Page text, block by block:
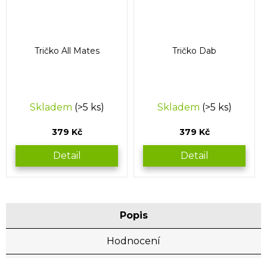
Tričko All Mates
Skladem (>5 ks)
379 Kč
Detail
Tričko Dab
Skladem (>5 ks)
379 Kč
Detail
Popis
Hodnocení